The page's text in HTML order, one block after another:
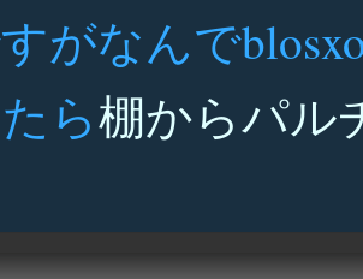
がなんで
ら棚からパル